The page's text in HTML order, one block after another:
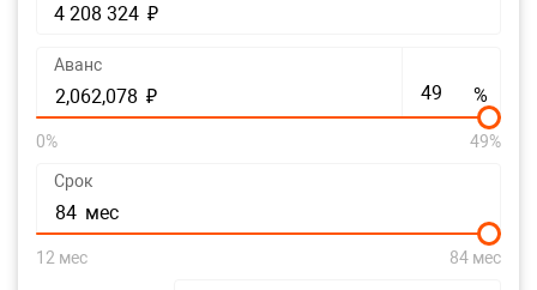
4 208 324 ₽
Аванс
2,062,078 ₽ %
0% 49%
Срок
84 мес
12 мес 84 мес